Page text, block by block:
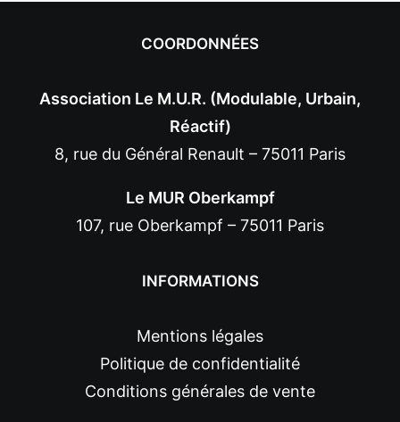
COORDONNÉES
Association Le M.U.R. (Modulable, Urbain,
Réactif)
8, rue du Général Renault – 75011 Paris
Le MUR Oberkampf
107, rue Oberkampf – 75011 Paris
INFORMATIONS
Mentions légales
Politique de confidentialité
Conditions générales de vente